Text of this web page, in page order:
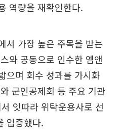
역량을 재확인한다.
서 가장 높은 주목을 받는
와 공동으로 인수한 엠앤
으며 회수 성과를 가시화
군인공제회 등 주요 기관
잇따라 위탁운용사로 선
입증했다.